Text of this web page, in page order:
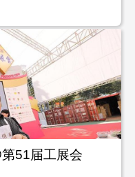
51届工展会